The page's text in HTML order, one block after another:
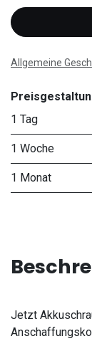
Allgemeine
1 Tag
1 Woche
1 Monat
Jetzt